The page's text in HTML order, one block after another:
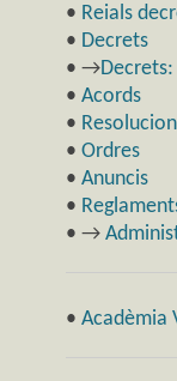
• Reials
• Decrets
• →
• Acords
•
• Ordres
• Anuncis
•
• →
• Acadèmia